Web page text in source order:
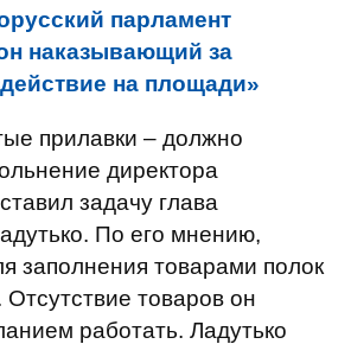
парламент
наказывающий за
на площади»
прилавки – должно
директора
задачу глава
По его мнению,
заполнения товарами полок
Отсутствие товаров он
работать. Ладутько